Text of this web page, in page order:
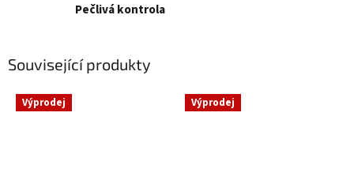
Pečlivá kontrola
Související produkty
Výprodej Výprodej